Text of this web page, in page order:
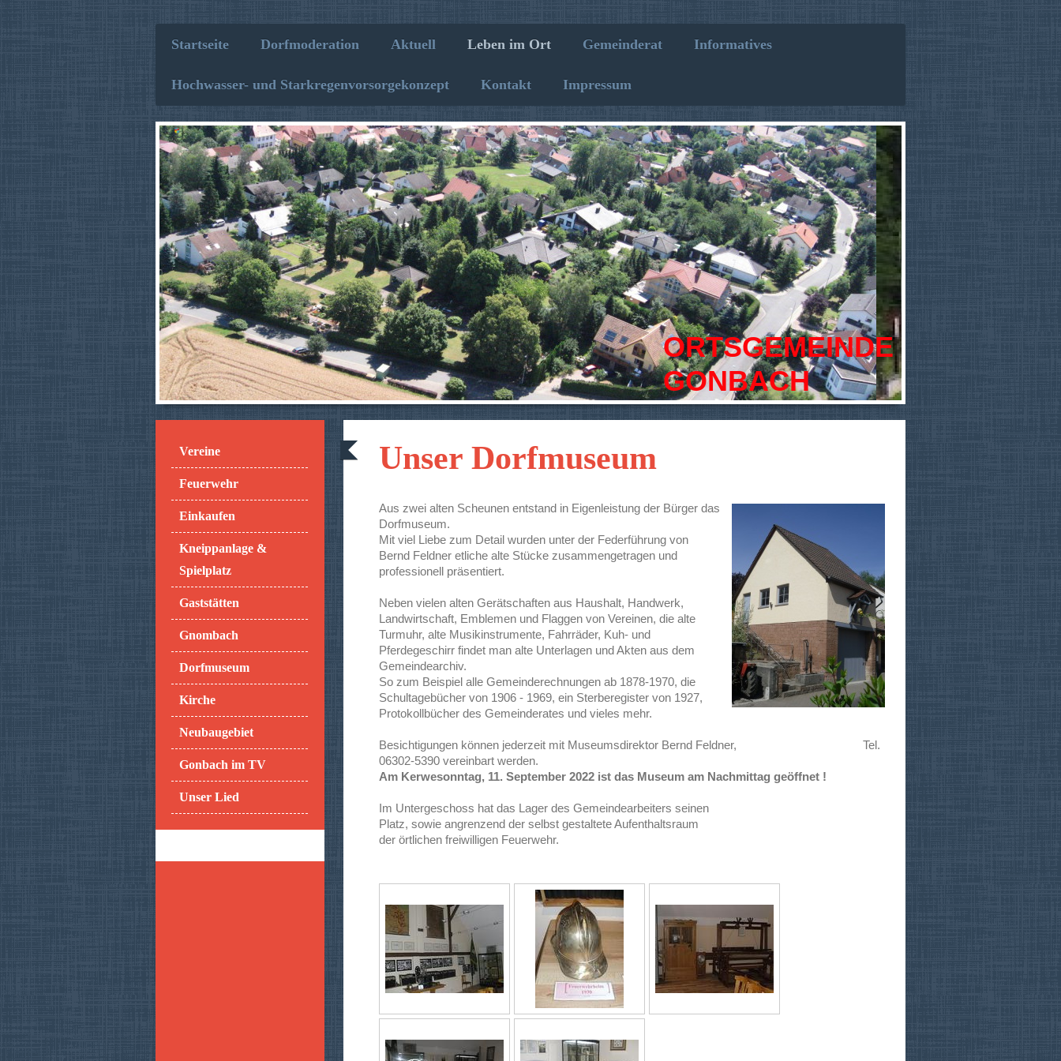
Startseite Dorfmoderation Aktuell Leben im Ort Gemeinderat Informatives
Hochwasser- und Starkregenvorsorgekonzept Kontakt Impressum
ORTSGEMEINDE
GONBACH
Unser Dorfmuseum
Aus zwei alten Scheunen entstand in Eigenleistung der Bürger das
Dorfmuseum.
Mit viel Liebe zum Detail wurden unter der Federführung von
Bernd Feldner etliche alte Stücke zusammengetragen und
professionell präsentiert.
Neben vielen alten Gerätschaften aus Haushalt, Handwerk,
Landwirtschaft, Emblemen und Flaggen von Vereinen, die alte
Turmuhr, alte Musikinstrumente, Fahrräder, Kuh- und
Pferdegeschirr findet man alte Unterlagen und Akten aus dem
Gemeindearchiv.
So zum Beispiel alle Gemeinderechnungen ab 1878-1970, die
Schultagebücher von 1906 - 1969, ein Sterberegister von 1927,
Protokollbücher des Gemeinderates und vieles mehr.
Besichtigungen können jederzeit mit Museumsdirektor Bernd Feldner, Tel.
06302-5390 vereinbart werden.
Am Kerwesonntag, 11. September 2022 ist das Museum am Nachmittag geöffnet !
Im Untergeschoss hat das Lager des Gemeindearbeiters seinen
Platz, sowie angrenzend der selbst gestaltete Aufenthaltsraum
der örtlichen freiwilligen Feuerwehr.
Vereine
Feuerwehr
Einkaufen
Kneippanlage &
Spielplatz
Gaststätten
Gnombach
Dorfmuseum
Kirche
Neubaugebiet
Gonbach im TV
Unser Lied